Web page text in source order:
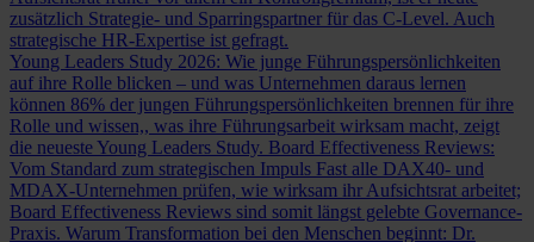
zusätzlich Strategie- und Sparringspartner für das C-Level. Auch
strategische HR-Expertise ist gefragt.
Young Leaders Study 2026: Wie junge Führungspersönlichkeiten
auf ihre Rolle blicken – und was Unternehmen daraus lernen
können 86% der jungen Führungspersönlichkeiten brennen für ihre
Rolle und wissen,, was ihre Führungsarbeit wirksam macht, zeigt
die neueste Young Leaders Study. Board Effectiveness Reviews:
Vom Standard zum strategischen Impuls Fast alle DAX40- und
MDAX-Unternehmen prüfen, wie wirksam ihr Aufsichtsrat arbeitet;
Board Effectiveness Reviews sind somit längst gelebte Governance-
Praxis. Warum Transformation bei den Menschen beginnt: Dr.